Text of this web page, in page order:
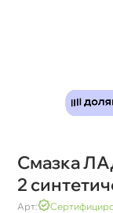
Смазка
2
Арт: